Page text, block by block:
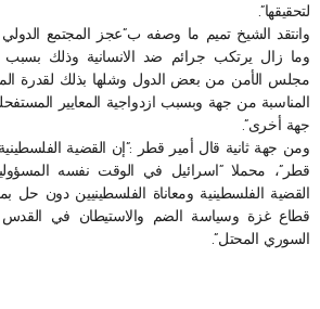
لتحقيقها”.
وانتقد الشيخ تميم ما وصفه ب”عجز المجتمع
وما زال يرتكب جرائم ضد الانسانية وذلك
مجلس الأمن من بعض الدول وشلها بذلك لقدرة
المناسبة من جهة وبسبب ازدواجية المعايير
جهة أخرى”.
ومن جهة ثانية قال أمير قطر :”إن القضية
قطر”، محملا “اسرائيل في الوقت نفسه
القضية الفلسطينية ومعاناة الفلسطينيين دون حل
قطاع غزة وسياسة الضم والاستيطان في القدس
السوري المحتل”.